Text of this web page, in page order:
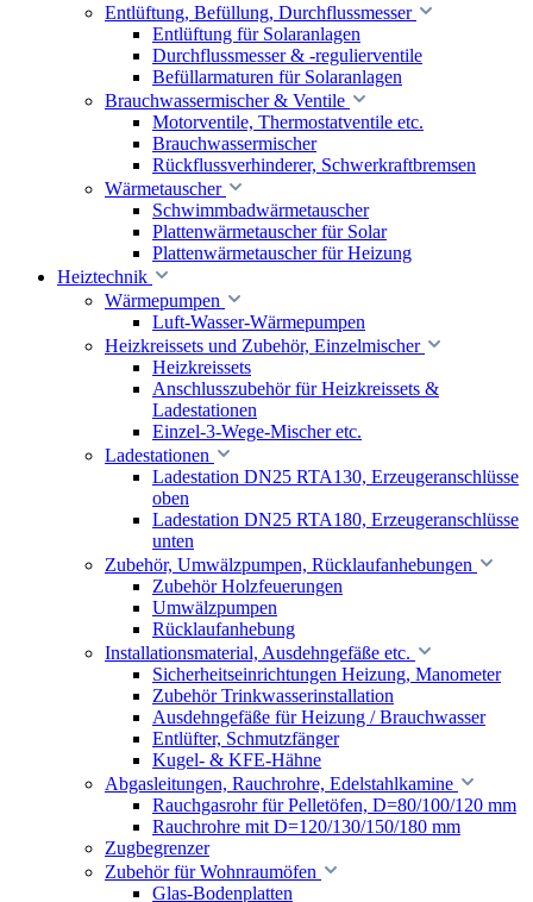
Entlüftung, Befüllung, Durchflussmesser
Entlüftung für Solaranlagen
Durchflussmesser & -regulierventile
Befüllarmaturen für Solaranlagen
Brauchwassermischer & Ventile
Motorventile, Thermostatventile etc.
Brauchwassermischer
Rückflussverhinderer, Schwerkraftbremsen
Wärmetauscher
Schwimmbadwärmetauscher
Plattenwärmetauscher für Solar
Plattenwärmetauscher für Heizung
Heiztechnik
Wärmepumpen
Luft-Wasser-Wärmepumpen
Heizkreissets und Zubehör, Einzelmischer
Heizkreissets
Anschlusszubehör für Heizkreissets &
Ladestationen
Einzel-3-Wege-Mischer etc.
Ladestationen
Ladestation DN25 RTA130, Erzeugeranschlüsse
oben
Ladestation DN25 RTA180, Erzeugeranschlüsse
unten
Zubehör, Umwälzpumpen, Rücklaufanhebungen
Zubehör Holzfeuerungen
Umwälzpumpen
Rücklaufanhebung
Installationsmaterial, Ausdehngefäße etc.
Sicherheitseinrichtungen Heizung, Manometer
Zubehör Trinkwasserinstallation
Ausdehngefäße für Heizung / Brauchwasser
Entlüfter, Schmutzfänger
Kugel- & KFE-Hähne
Abgasleitungen, Rauchrohre, Edelstahlkamine
Rauchgasrohr für Pelletöfen, D=80/100/120 mm
Rauchrohre mit D=120/130/150/180 mm
Zugbegrenzer
Zubehör für Wohnraumöfen
Glas-Bodenplatten